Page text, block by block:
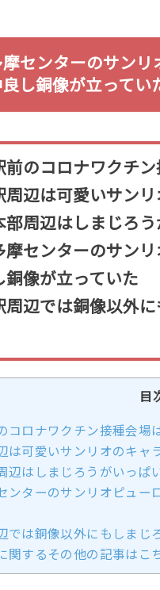
センターのサン
し銅像が立ってい
前のコロナワクチ
周辺は可愛いサン
部周辺はしまじろう
摩センターのサン
銅像が立っていた
周辺では銅像以外
目
コロナワクチン接種会場
は可愛いサンリオのキャ
辺はしまじろうがいっぱ
ンターのサンリオピュ
では銅像以外にもしま
関するその他の記事はこ